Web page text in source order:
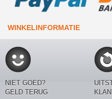
WINKELINFORMATIE
NIET GOED?
GELD TERUG